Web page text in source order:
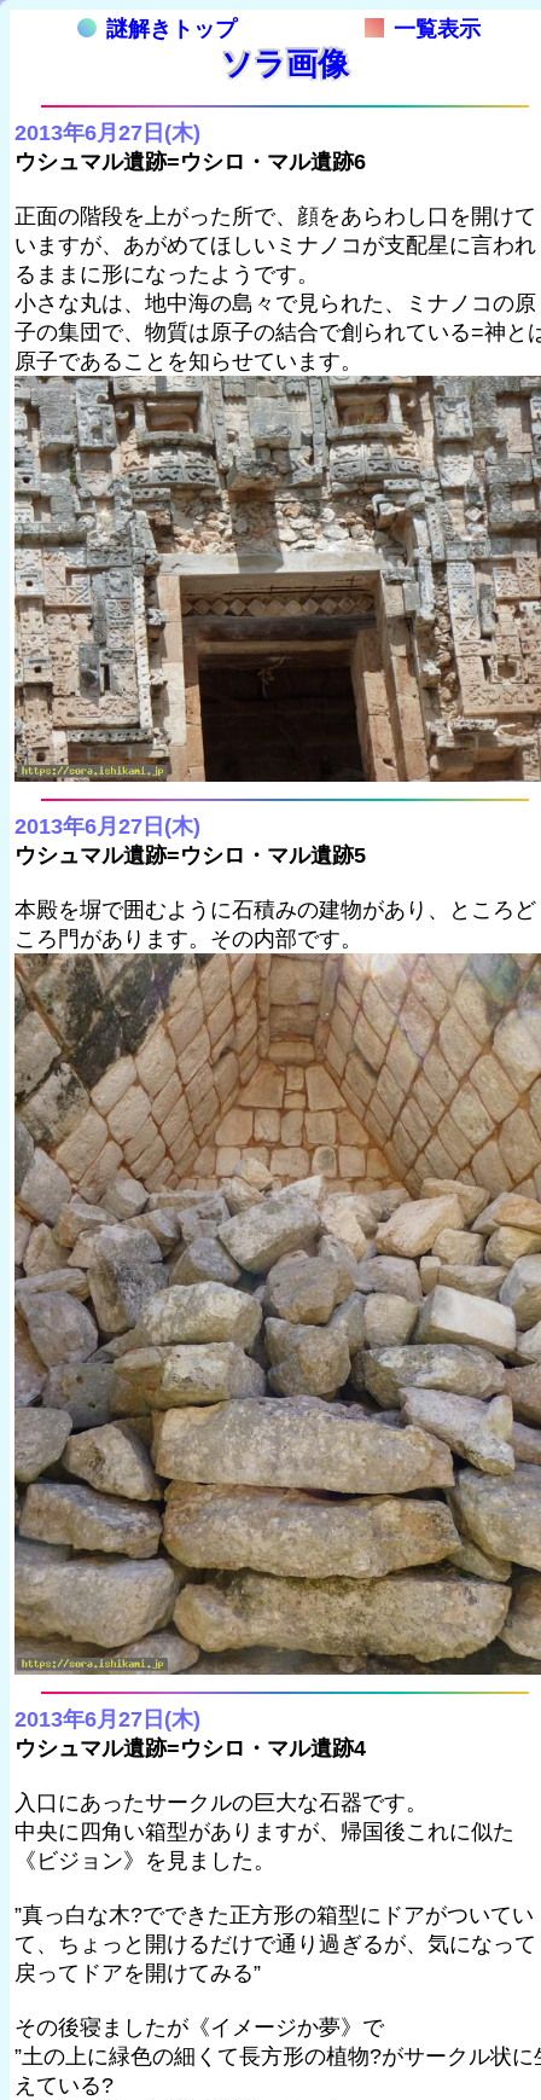
謎解きトップ 一覧表示
ソラ画像
2013年6月27日(木)
ウシュマル遺跡=ウシロ・マル遺跡6
正面の階段を上がった所で、顔をあらわし口を開けて
いますが、あがめてほしいミナノコが支配星に言われ
るままに形になったようです。
小さな丸は、地中海の島々で見られた、ミナノコの原
子の集団で、物質は原子の結合で創られている=神と
原子であることを知らせています。
2013年6月27日(木)
ウシュマル遺跡=ウシロ・マル遺跡5
本殿を塀で囲むように石積みの建物があり、ところど
ころ門があります。その内部です。
2013年6月27日(木)
ウシュマル遺跡=ウシロ・マル遺跡4
入口にあったサークルの巨大な石器です。
中央に四角い箱型がありますが、帰国後これに似た
《ビジョン》を見ました。
”真っ白な木?でできた正方形の箱型にドアがついてい
て、ちょっと開けるだけで通り過ぎるが、気になって
戻ってドアを開けてみる”
その後寝ましたが《イメージか夢》で
”土の上に緑色の細くて長方形の植物?がサークル状に
えている?